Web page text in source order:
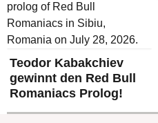
Teodor Kabakchiev
gewinnt den Red Bull
Romaniacs Prolog!